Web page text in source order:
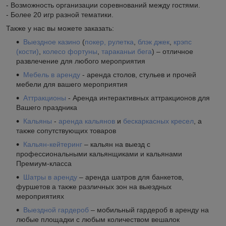
- Возможность организации соревнований между гостями.
- Более 20 игр разной тематики.
Также у нас вы можете заказать:
Выездное казино (покер, рулетка блэк джек крэпс
(кости)
колесо фортуны тараканьи бега) – отличное
развлечение для любого мероприятия
Мебель в аренду - аренда столов, стульев и прочей
мебели для вашего мероприятия
Аттракционы - Аренда интерактивных аттракционов для
Вашего праздника
Кальяны - аренда кальянов и бескаркасных кресел , а
также сопутствующих товаров
Кальян-кейтеринг – кальян на выезд с
профессиональными кальянщиками и кальянами
Премиум-класса
Шатры в аренду – аренда шатров для банкетов,
фуршетов а также различных зон на выездных
мероприятиях
Выездной гардероб – мобильный гардероб в аренду на
любые площадки с любым количеством вешалок